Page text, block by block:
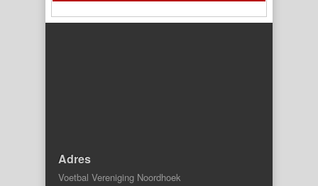
Adres
Voetbal Vereniging Noordhoek